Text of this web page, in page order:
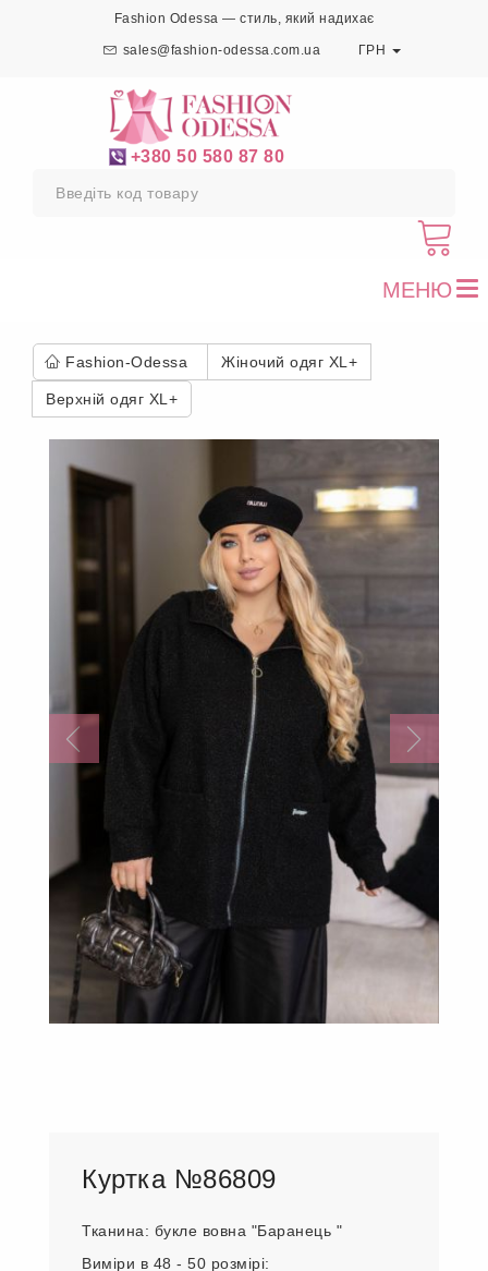
Fashion Odessa — стиль, який надихає
sales@fashion-odessa.com.ua ГРН
+380 50 580 87 80
МЕНЮ
Fashion-Odessa Жіночий одяг XL+
Верхній одяг XL+
Куртка №86809
Тканина: букле вовна "Баранець "
Виміри в 48 - 50 розмірі: